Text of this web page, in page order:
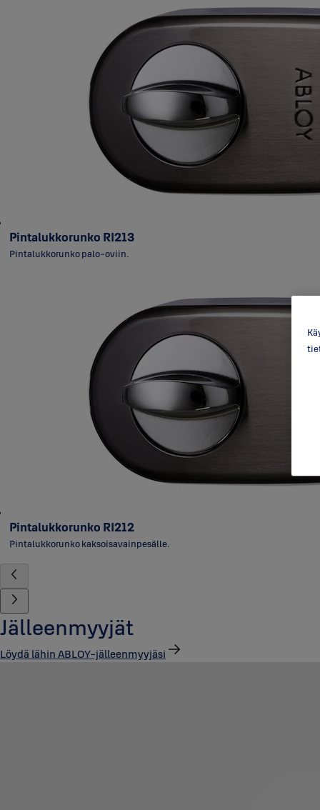
Pintalukkorunko RI213
Pintalukkorunko palo-oviin.
Pintalukkorunko RI212
Pintalukkorunko kaksoisavainpesälle.
Jälleenmyyjät
Löydä lähin ABLOY-jälleenmyyjäsi